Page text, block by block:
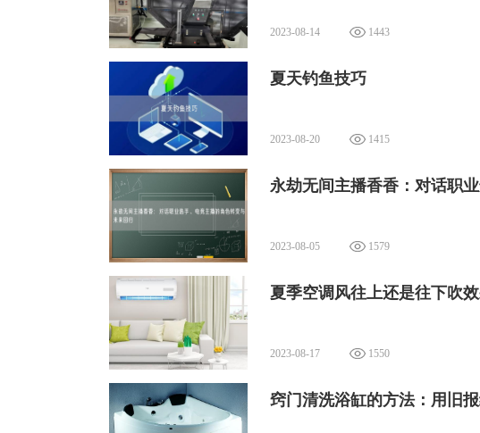
2023-08-14 1443
夏天钓鱼技巧
2023-08-20 1415
永劫无间主播香香：对话职
2023-08-05 1579
夏季空调风往上还是往下吹
2023-08-17 1550
窍门清洗浴缸的方法：用旧